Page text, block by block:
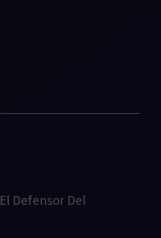
El Defensor Del